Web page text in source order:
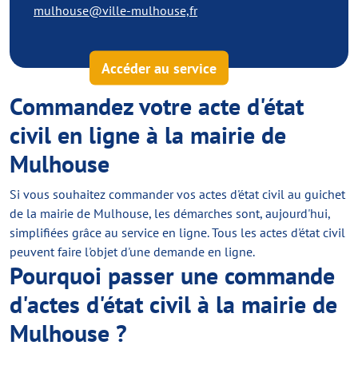
mulhouse@ville-mulhouse,fr
Accéder au service
Commandez votre acte d'état
civil en ligne à la mairie de
Mulhouse
Si vous souhaitez commander vos actes d'état civil au guichet
de la mairie de Mulhouse, les démarches sont, aujourd'hui,
simplifiées grâce au service en ligne. Tous les actes d'état civil
peuvent faire l'objet d'une demande en ligne.
Pourquoi passer une commande
d'actes d'état civil à la mairie de
Mulhouse ?